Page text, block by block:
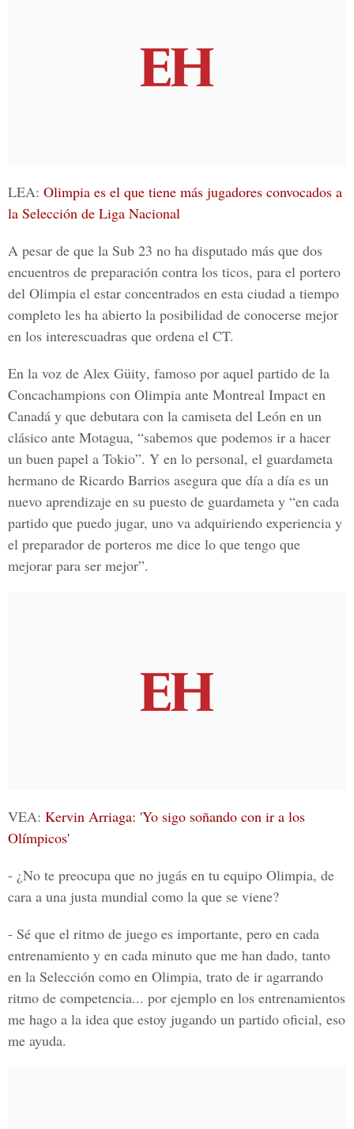
LEA: Olimpia es el que tiene más jugadores convocados a
la Selección de Liga Nacional
A pesar de que la Sub 23 no ha disputado más que dos
encuentros de preparación contra los ticos, para el portero
del Olimpia el estar concentrados en esta ciudad a tiempo
completo les ha abierto la posibilidad de conocerse mejor
en los interescuadras que ordena el CT.
En la voz de Alex Güity, famoso por aquel partido de la
Concachampions con Olimpia ante Montreal Impact en
Canadá y que debutara con la camiseta del León en un
clásico ante Motagua, “sabemos que podemos ir a hacer
un buen papel a Tokio”. Y en lo personal, el guardameta
hermano de Ricardo Barrios asegura que día a día es un
nuevo aprendizaje en su puesto de guardameta y “en cada
partido que puedo jugar, uno va adquiriendo experiencia y
el preparador de porteros me dice lo que tengo que
mejorar para ser mejor”.
VEA: Kervin Arriaga: 'Yo sigo soñando con ir a los
Olímpicos'
- ¿No te preocupa que no jugás en tu equipo Olimpia, de
cara a una justa mundial como la que se viene?
- Sé que el ritmo de juego es importante, pero en cada
entrenamiento y en cada minuto que me han dado, tanto
en la Selección como en Olimpia, trato de ir agarrando
ritmo de competencia... por ejemplo en los entrenamientos
me hago a la idea que estoy jugando un partido oficial, eso
me ayuda.